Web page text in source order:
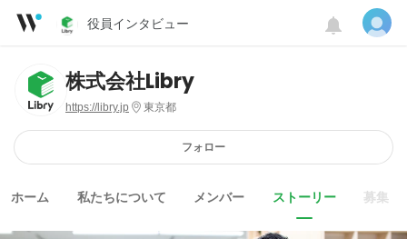
役員インタビュー
株式会社Libry
https://libry.jp 東京都
フォロー
ホーム 私たちについて メンバー ストーリー 募集